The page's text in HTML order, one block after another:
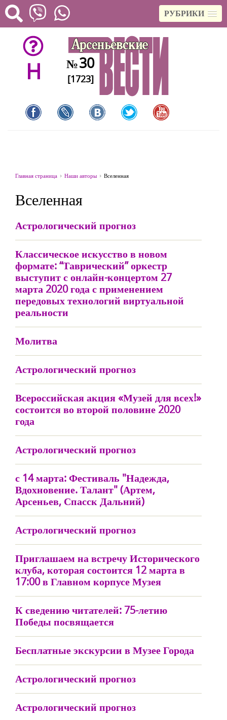
РУБРИКИ
H №30
[1723]
Главная страница Наши авторы Вселенная
Вселенная
Астрологический прогноз
Классическое искусство в новом
формате: “Таврический” оркестр
выступит с онлайн-концертом 27
марта 2020 года с применением
передовых технологий виртуальной
реальности
Молитва
Астрологический прогноз
Всероссийская акция «Музей для всех!»
состоится во второй половине 2020
года
Астрологический прогноз
с 14 марта: Фестиваль "Надежда,
Вдохновение. Талант" (Артем,
Арсеньев, Спасск Дальний)
Астрологический прогноз
Приглашаем на встречу Исторического
клуба, которая состоится 12 марта в
17:00 в Главном корпусе Музея
К сведению читателей: 75-летию
Победы посвящается
Бесплатные экскурсии в Музее Города
Астрологический прогноз
Астрологический прогноз